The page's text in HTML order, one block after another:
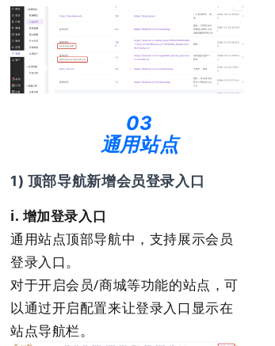
03
通用站点
1) 顶部导航新增会员登录入口
i. 增加登录入口
通用站点顶部导航中，支持展示会员
登录入口。
对于开启会员/商城等功能的站点，可
以通过开启配置来让登录入口显示在
站点导航栏。